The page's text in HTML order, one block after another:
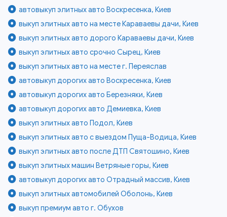
автовыкуп элитных авто Воскресенка, Киев
выкуп элитных авто на месте Караваевы дачи, Киев
выкуп элитных авто дорого Караваевы дачи, Киев
выкуп элитных авто срочно Сырец, Киев
выкуп элитных авто на месте г. Переяслав
автовыкуп дорогих авто Воскресенка, Киев
автовыкуп дорогих авто Березняки, Киев
автовыкуп дорогих авто Демиевка, Киев
выкуп элитных авто Подол, Киев
выкуп элитных авто с выездом Пуща-Водица, Киев
выкуп элитных авто после ДТП Святошино, Киев
выкуп элитных машин Ветряные горы, Киев
автовыкуп дорогих авто Отрадный массив, Киев
выкуп элитных автомобилей Оболонь, Киев
выкуп премиум авто г. Обухов